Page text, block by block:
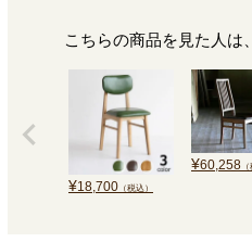
こちらの商品を見た人は
¥18,700 （税込）
¥60,258